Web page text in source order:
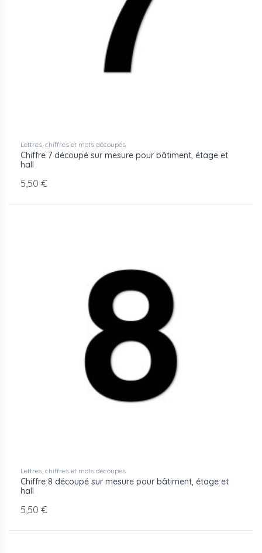
Lettres, chiffres et mots découpés
Chiffre 7 découpé sur mesure pour bâtiment, étage et
hall
5,50 €
Lettres, chiffres et mots découpés
Chiffre 8 découpé sur mesure pour bâtiment, étage et
hall
5,50 €